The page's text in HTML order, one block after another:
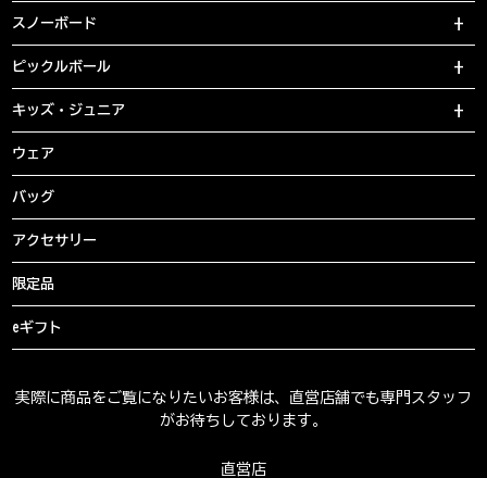
スノーボード
ピックルボール
キッズ・ジュニア
ウェア
バッグ
アクセサリー
限定品
eギフト
実際に商品をご覧になりたいお客様は、直営店舗でも専門スタッフ
がお待ちしております。
直営店